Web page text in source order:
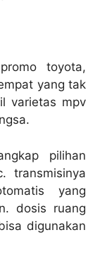
toyota,
yang tak
varietas mpv
pilihan
transmisinya
yang
dosis ruang
digunakan